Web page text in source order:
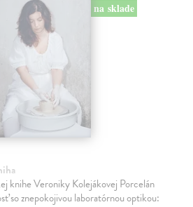
na sklade
knihe Veroniky Kolejákovej Porcelán
so znepokojivou laboratórnou optikou: